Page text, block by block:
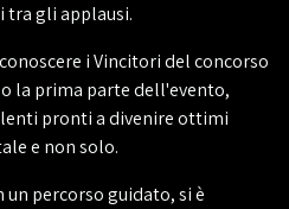
tra gli applausi.
i Vincitori del concorso
la prima parte dell'evento,
pronti a divenire ottimi
e non solo.
percorso guidato, si è